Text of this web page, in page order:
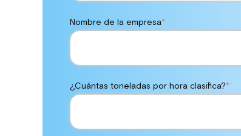
Nombre de la empresa*
¿Cuántas toneladas por hora clasifica?*